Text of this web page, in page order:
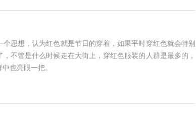
思想，认为红色就是节日的穿着，如果平时穿红色就会特别
不管是什么时候走在大街上，穿红色服装的人群是最多的，
也亮眼一把。